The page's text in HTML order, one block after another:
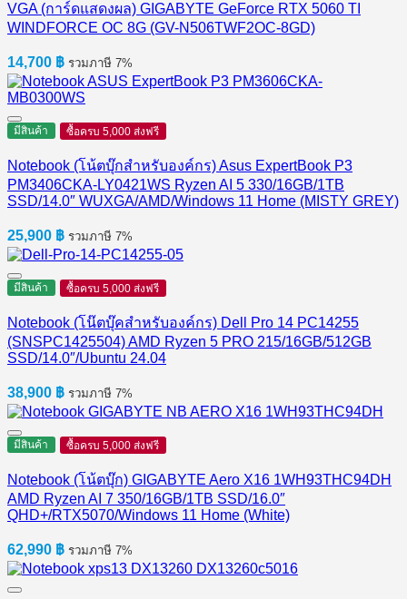
VGA (การ์ดแสดงผล) GIGABYTE GeForce RTX 5060 TI
WINDFORCE OC 8G (GV-N506TWF2OC-8GD)
14,700 ฿ รวมภาษี 7%
มีสินค้า ซื้อครบ 5,000 ส่งฟรี
Notebook (โน้ตบุ๊กสำหรับองค์กร) Asus ExpertBook P3
PM3406CKA-LY0421WS Ryzen AI 5 330/16GB/1TB
SSD/14.0″ WUXGA/AMD/Windows 11 Home (MISTY GREY)
25,900 ฿ รวมภาษี 7%
มีสินค้า ซื้อครบ 5,000 ส่งฟรี
Notebook (โน๊ตบุ๊คสำหรับองค์กร) Dell Pro 14 PC14255
(SNSPC1425504) AMD Ryzen 5 PRO 215/16GB/512GB
SSD/14.0″/Ubuntu 24.04
38,900 ฿ รวมภาษี 7%
มีสินค้า ซื้อครบ 5,000 ส่งฟรี
Notebook (โน้ตบุ๊ก) GIGABYTE Aero X16 1WH93THC94DH
AMD Ryzen AI 7 350/16GB/1TB SSD/16.0″
QHD+/RTX5070/Windows 11 Home (White)
62,990 ฿ รวมภาษี 7%